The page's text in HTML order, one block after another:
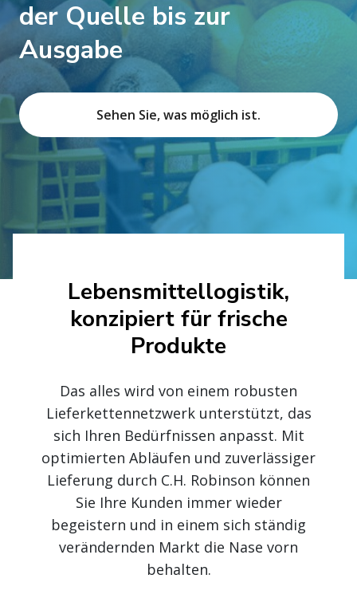
der Quelle bis zur
Ausgabe
Sehen Sie, was möglich ist.
Lebensmittellogistik,
konzipiert für frische
Produkte
Das alles wird von einem robusten
Lieferkettennetzwerk unterstützt, das
sich Ihren Bedürfnissen anpasst. Mit
optimierten Abläufen und zuverlässiger
Lieferung durch C.H. Robinson können
Sie Ihre Kunden immer wieder
begeistern und in einem sich ständig
verändernden Markt die Nase vorn
behalten.